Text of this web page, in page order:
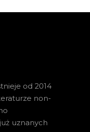
od 2014
non-
uznanych